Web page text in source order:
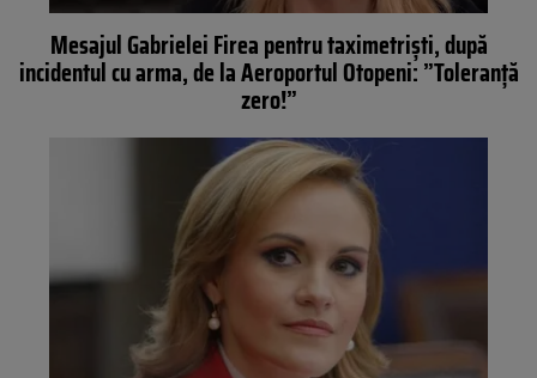
Mesajul Gabrielei Firea pentru taximetrişti, după
incidentul cu arma, de la Aeroportul Otopeni: ”Toleranţă
zero!”